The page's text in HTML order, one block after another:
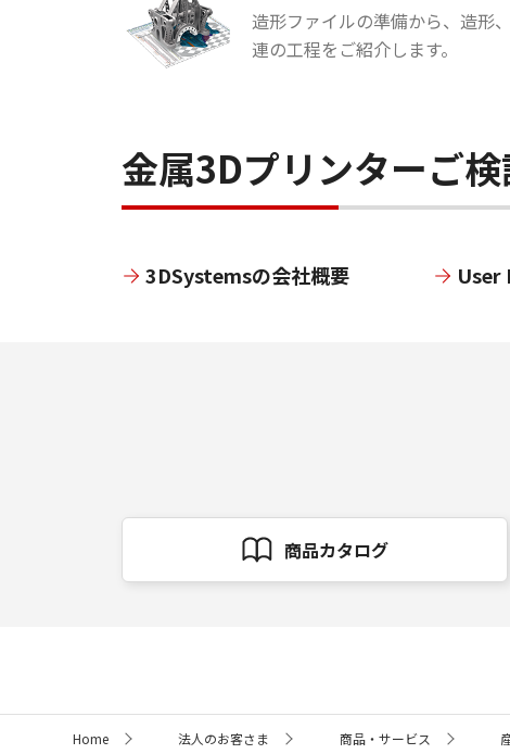
造形ファイルの準備から、造形
連の工程をご紹介します。
金属3Dプリンターご
3DSystemsの会社概要
商品カタログ
Home 法人のお客さま 商品・サービス